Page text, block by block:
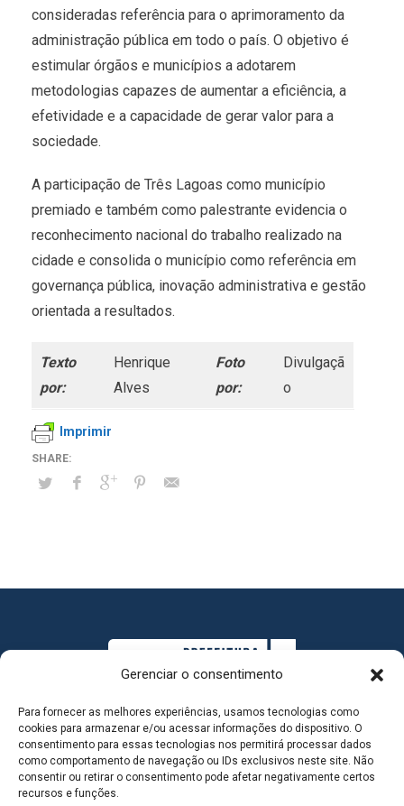
Gerenciar o consentimento
Para fornecer as melhores experiências, usamos tecnologias como
cookies para armazenar e/ou acessar informações do dispositivo. O
consentimento para essas tecnologias nos permitirá processar dados
como comportamento de navegação ou IDs exclusivos neste site. Não
consentir ou retirar o consentimento pode afetar negativamente certos
recursos e funções.
consideradas referência para o aprimoramento da
administração pública em todo o país. O objetivo é
estimular órgãos e municípios a adotarem
metodologias capazes de aumentar a eficiência, a
efetividade e a capacidade de gerar valor para a
sociedade.
A participação de Três Lagoas como município
premiado e também como palestrante evidencia o
reconhecimento nacional do trabalho realizado na
cidade e consolida o município como referência em
governança pública, inovação administrativa e gestão
orientada a resultados.
Texto
por:
Henrique
Alves
Foto
por:
Divulgaçã
o
Imprimir
MAPA DO SITE